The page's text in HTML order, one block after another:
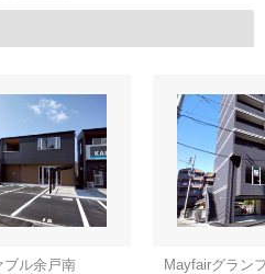
ブル余戸南
Mayfairグラン